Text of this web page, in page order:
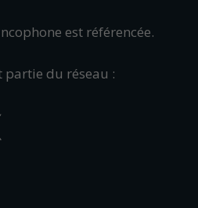
est référencée.
partie du réseau :